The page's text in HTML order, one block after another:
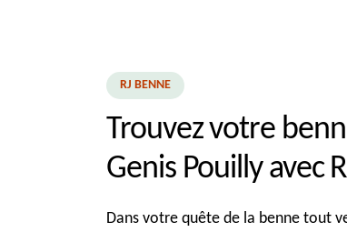
RJ BENNE
Trouvez votre
Genis Pouilly avec
Dans votre quête de la benne tout